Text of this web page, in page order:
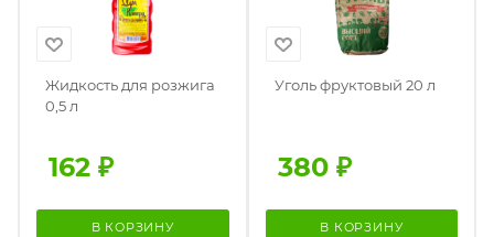
Жидкость для розжига
0,5 л
162 ₽
В КОРЗИНУ
Уголь фруктовый 20 л
380₽
В КОРЗИНУ